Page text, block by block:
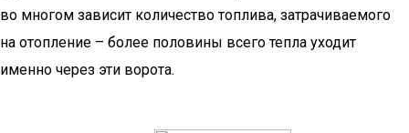
во многом зависит количество топлива, затрачиваемого
на отопление – более половины всего тепла уходит
именно через эти ворота.